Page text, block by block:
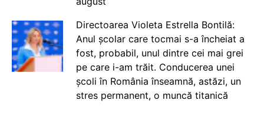
Directoarea Violeta Estrella Bontilă:
Anul școlar care tocmai s-a încheiat a
fost, probabil, unul dintre cei mai grei
pe care i-am trăit. Conducerea unei
școli în România înseamnă, astăzi, un
stres permanent, o muncă titanică